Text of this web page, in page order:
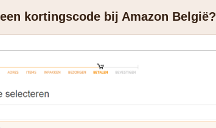
kortingscode bij Amazon België?